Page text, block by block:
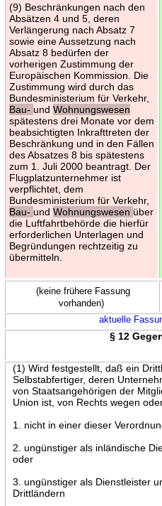
(9) Beschränkungen nach den
Absätzen 4 und 5, deren
Verlängerung nach Absatz 7
sowie eine Aussetzung nach
Absatz 8 bedürfen der
vorherigen Zustimmung der
Europäischen Kommission. Die
Zustimmung wird durch das
Bundesministerium für Verkehr,
Bau- und Wohnungswesen
spätestens drei Monate vor dem
beabsichtigten Inkrafttreten der
Beschränkung und in den Fällen
des Absatzes 8 bis spätestens
zum 1. Juli 2000 beantragt. Der
Flugplatzunternehmer ist
verpflichtet, dem
Bundesministerium für Verkehr,
Bau- und Wohnungswesen über
die Luftfahrtbehörde die hierfür
erforderlichen Unterlagen und
Begründungen rechtzeitig zu
übermitteln.
(keine frühere Fassung
vorhanden)
aktuelle
§ 12
(1) Wird festgestellt, daß ein
Selbstabfertiger, deren
von Staatsangehörigen der
Union ist, von Rechts wegen
1. nicht in einer dieser
2. ungünstiger als inländische
oder
3. ungünstiger als Dienstleister
Drittländern